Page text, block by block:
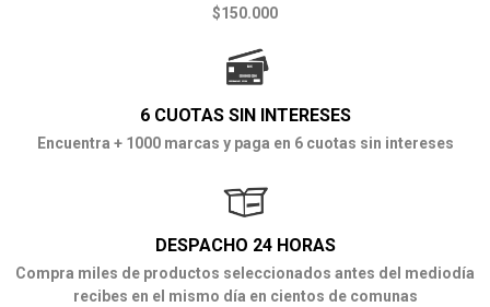
$150.000
6 CUOTAS SIN INTERESES
Encuentra + 1000 marcas y paga en 6 cuotas sin intereses
DESPACHO 24 HORAS
Compra miles de productos seleccionados antes del mediodía
recibes en el mismo día en cientos de comunas